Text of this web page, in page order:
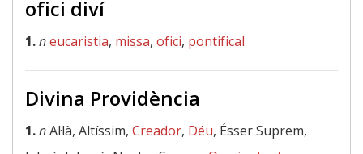
ofici diví
1.neucaristia, missa, ofici, pontifical
Divina Providència
1.nAl·là, Altíssim, Creador, Déu, Ésser Suprem,